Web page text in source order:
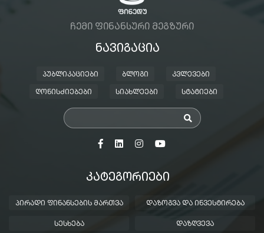
ᲩᲔᲛᲘ ᲤᲘᲜᲐᲜᲡᲣᲠᲘ ᲛᲔᲒᲖᲣᲠᲘ
ᲜᲐᲕᲘᲒᲐᲪᲘᲐ
ᲞᲣᲑᲚᲘᲙᲐᲪᲘᲔᲑᲘ ᲑᲚᲝᲒᲘ ᲙᲕᲚᲔᲕᲔᲑᲘ
ᲦᲝᲜᲘᲡᲫᲘᲔᲑᲔᲑᲘ ᲡᲘᲐᲮᲚᲔᲔᲑᲘ ᲡᲢᲐᲢᲘᲔᲑᲘ
ᲙᲐᲢᲔᲒᲝᲠᲘᲔᲑᲘ
ᲞᲘᲠᲐᲓᲘ ᲤᲘᲜᲐᲜᲡᲔᲑᲘᲡ ᲛᲐᲠᲗᲕᲐ ᲓᲐᲖᲝᲒᲕᲐ ᲓᲐ ᲘᲜᲕᲔᲡᲢᲘᲠᲔᲑᲐ
ᲡᲔᲡᲮᲔᲑᲐ ᲓᲐᲖᲦᲕᲔᲕᲐ